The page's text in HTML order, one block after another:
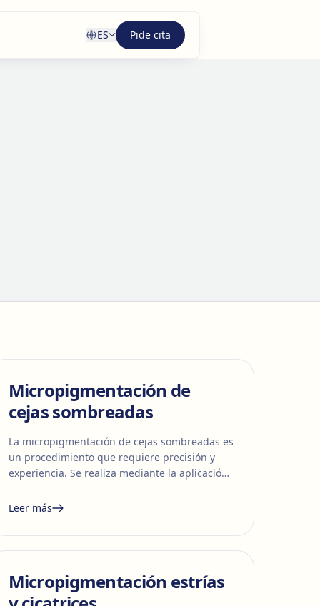
ES Pide cita
Micropigmentación de
cejas sombreadas
La micropigmentación de cejas sombreadas es
un procedimiento que requiere precisión y
experiencia. Se realiza mediante la aplicación
superficial de la piel.
Leer más
Micropigmentación estrías